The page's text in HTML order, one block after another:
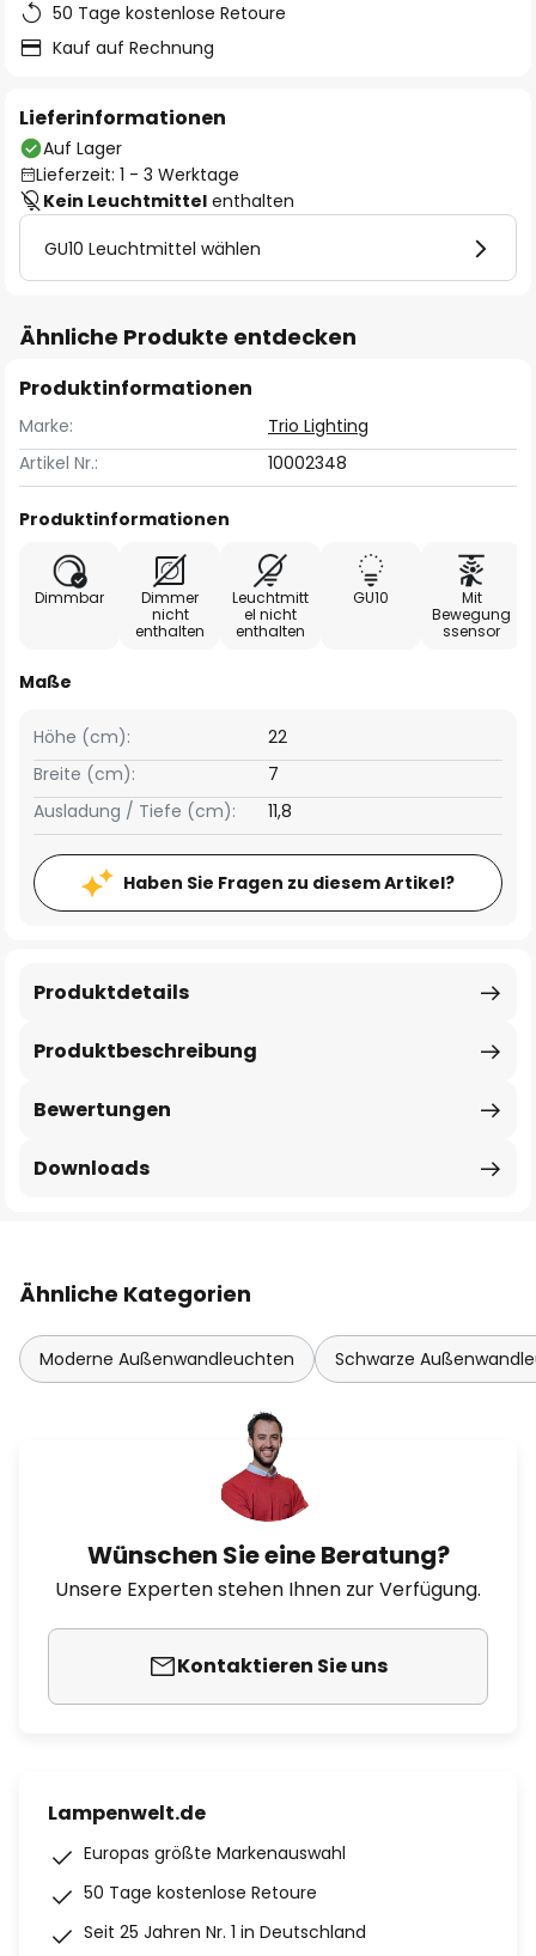
50 Tage kostenlose Retoure
Kauf auf Rechnung
Lieferinformationen
Auf Lager
Lieferzeit: 1 - 3 Werktage
Kein Leuchtmittel enthalten
GU10 Leuchtmittel wählen
Ähnliche Produkte entdecken
Produktinformationen
Marke:
Trio Lighting
Artikel Nr.:
10002348
Produktinformationen
Dimmbar
Dimmer
nicht
enthalten
Leuchtmitt
el nicht
enthalten
GU10
Mit
Bewegung
ssensor
Maße
Breite (cm): 7
Höhe (cm): 22
Ausladung / Tiefe (cm): 11,8
Haben Sie Fragen zu diesem Artikel?
Produktbeschreibung
Produktdetails
Bewertungen
Downloads
Ähnliche Kategorien
Moderne Außenwandleuchten Schwarze
Wünschen Sie eine Beratung?
Unsere Experten stehen Ihnen zur Verfügung.
Kontaktieren Sie uns
Lampenwelt.de
Europas größte Markenauswahl
50 Tage kostenlose Retoure
Seit 25 Jahren Nr. 1 in Deutschland